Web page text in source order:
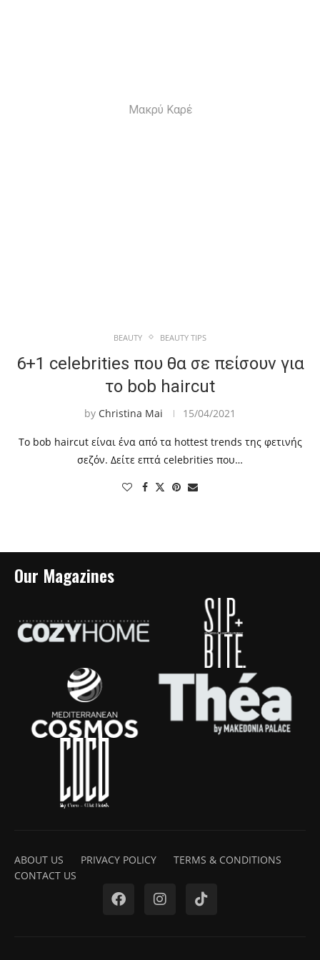
Μακρύ Καρέ
BEAUTY BEAUTY TIPS
6+1 celebrities που θα σε πείσουν για
το bob haircut
by Christina Mai 15/04/2021
Το bob haircut είναι ένα από τα hottest trends της φετινής
σεζόν. Δείτε επτά celebrities που…
Our Magazines
ABOUT US PRIVACY POLICY
TERMS & CONDITIONS
CONTACT US